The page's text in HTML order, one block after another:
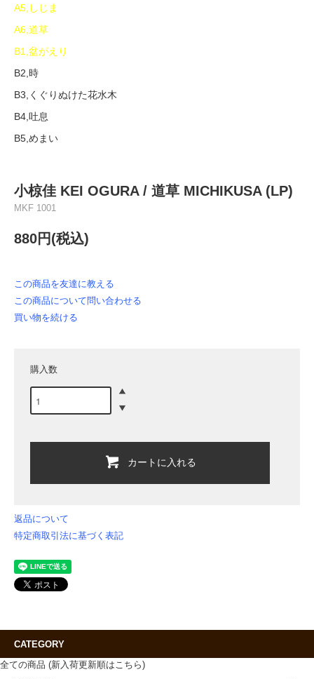
A5,しじま
A6,道草
B1,盆がえり
B2,時
B3,くぐりぬけた花水木
B4,吐息
B5,めまい
小椋佳 KEI OGURA / 道草 MICHIKUSA (LP)
MKF 1001
880円(税込)
この商品を友達に教える
この商品について問い合わせる
買い物を続ける
購入数
カートに入れる
返品について
特定商取引法に基づく表記
CATEGORY
全ての商品 (新入荷更新順はこちら)